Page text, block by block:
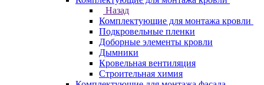
Назад
Комплектующие для монтажа кровли
Подкровельные пленки
Доборные элементы кровли
Дымники
Кровельная вентиляция
Строительная химия